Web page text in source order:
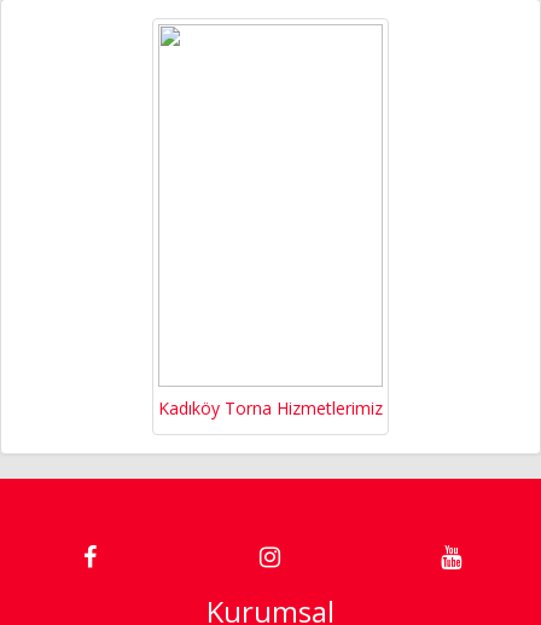
Kadıköy Torna Hizmetlerimiz
Kurumsal